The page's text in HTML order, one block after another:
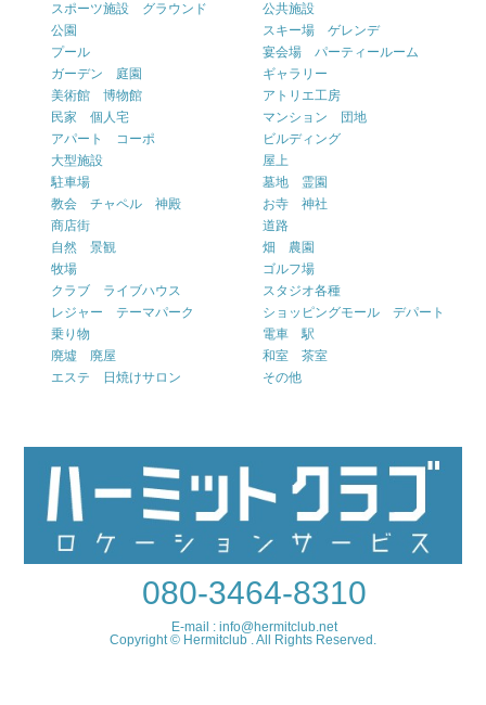
スポーツ施設 グラウンド
公共施設
公園
スキー場 ゲレンデ
プール
宴会場 パーティールーム
ガーデン 庭園
ギャラリー
美術館 博物館
アトリエ工房
民家 個人宅
マンション 団地
アパート コーポ
ビルディング
大型施設
屋上
駐車場
墓地 霊園
教会 チャペル 神殿
お寺 神社
商店街
道路
自然 景観
畑 農園
牧場
ゴルフ場
クラブ ライブハウス
スタジオ各種
レジャー テーマパーク
ショッピングモール デパート
乗り物
電車 駅
廃墟 廃屋
和室 茶室
エステ 日焼けサロン
その他
080-3464-8310
E-mail : info@hermitclub.net
Copyright © Hermitclub . All Rights Reserved.